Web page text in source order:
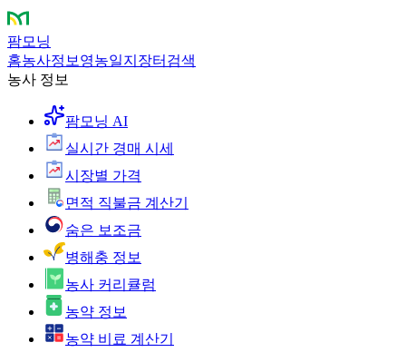
팜모닝
홈농사정보 영농일지 장터 검색
농사 정보
팜모닝 AI
실시간 경매 시세
시장별 가격
면적 직불금 계산기
숨은 보조금
병해충 정보
농사 커리큘럼
농약 정보
농약 비료 계산기